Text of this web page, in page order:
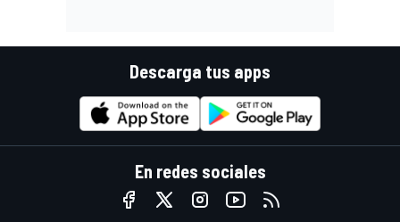
Descarga tus apps
En redes sociales